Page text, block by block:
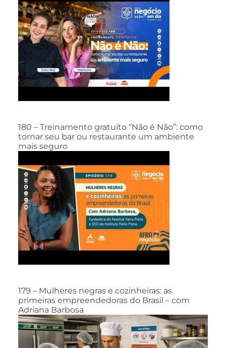
180 – Treinamento gratuito “Não é Não”: como
tornar seu bar ou restaurante um ambiente
mais seguro
179 – Mulheres negras e cozinheiras: as
primeiras empreendedoras do Brasil – com
Adriana Barbosa